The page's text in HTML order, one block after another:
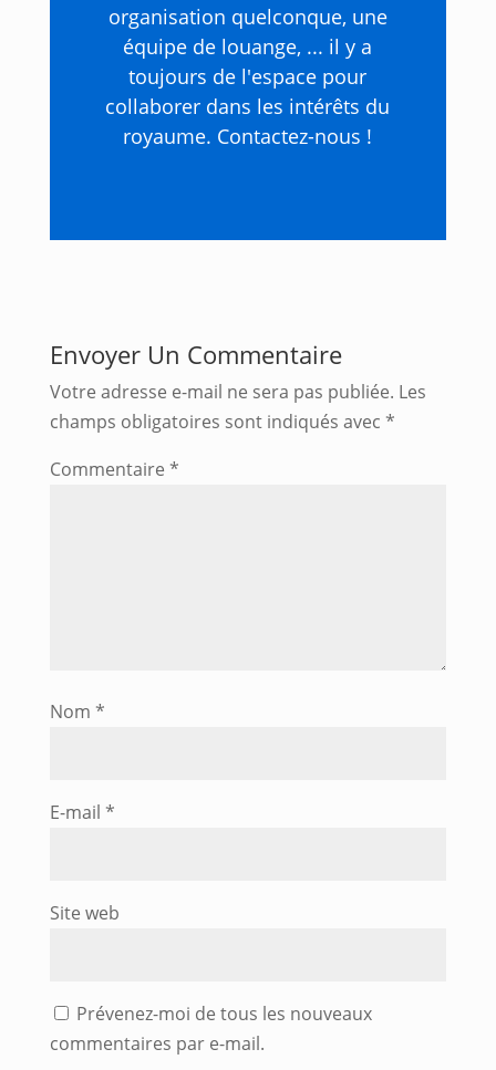
organisation quelconque, une
équipe de louange, ... il y a
toujours de l'espace pour
collaborer dans les intérêts du
royaume. Contactez-nous !
Envoyer Un Commentaire
Votre adresse e-mail ne sera pas publiée. Les
champs obligatoires sont indiqués avec *
Commentaire *
Nom *
E-mail *
Site web
Prévenez-moi de tous les nouveaux
commentaires par e-mail.